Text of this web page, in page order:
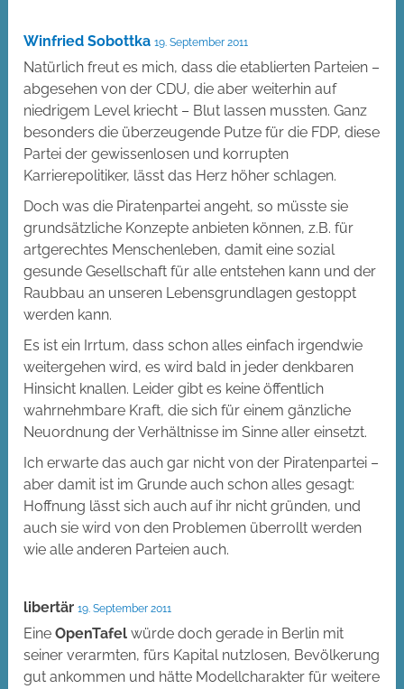
Winfried Sobottka 19. September 2011
Natürlich freut es mich, dass die etablierten Parteien –
abgesehen von der CDU, die aber weiterhin auf
niedrigem Level kriecht – Blut lassen mussten. Ganz
besonders die überzeugende Putze für die FDP, diese
Partei der gewissenlosen und korrupten
Karrierepolitiker, lässt das Herz höher schlagen.
Doch was die Piratenpartei angeht, so müsste sie
grundsätzliche Konzepte anbieten können, z.B. für
artgerechtes Menschenleben, damit eine sozial
gesunde Gesellschaft für alle entstehen kann und der
Raubbau an unseren Lebensgrundlagen gestoppt
werden kann.
Es ist ein Irrtum, dass schon alles einfach irgendwie
weitergehen wird, es wird bald in jeder denkbaren
Hinsicht knallen. Leider gibt es keine öffentlich
wahrnehmbare Kraft, die sich für einem gänzliche
Neuordnung der Verhältnisse im Sinne aller einsetzt.
Ich erwarte das auch gar nicht von der Piratenpartei –
aber damit ist im Grunde auch schon alles gesagt:
Hoffnung lässt sich auch auf ihr nicht gründen, und
auch sie wird von den Problemen überrollt werden
wie alle anderen Parteien auch.
libertär 19. September 2011
EineOpenTafel würde doch gerade in Berlin mit
seiner verarmten, fürs Kapital nutzlosen, Bevölkerung
gut ankommen und hätte Modellcharakter für weitere